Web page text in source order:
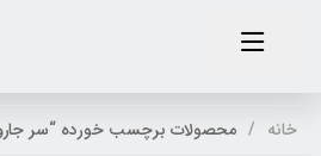
خانه محصولات برچسب خورده “سر جارو 14 اینچ”